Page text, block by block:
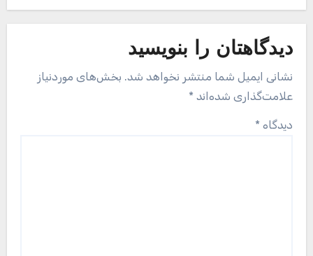
دیدگاهتان را بنویسید
نشانی ایمیل شما منتشر نخواهد شد. بخش‌های موردنیاز
علامت‌گذاری شده‌اند *
دیدگاه *